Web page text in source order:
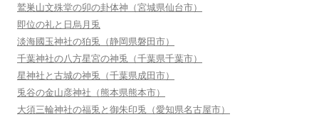
鷲巣山文殊堂の卯の卦体神（宮城県仙台市）
即位の礼と日烏月兎
淡海國玉神社の狛兎（静岡県磐田市）
千葉神社の八方星宮の神兎（千葉県千葉市）
星神社と古城の神兎（千葉県成田市）
兎谷の金山彦神社（熊本県熊本市）
大須三輪神社の福兎と御朱印兎（愛知県名古屋市）